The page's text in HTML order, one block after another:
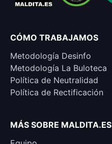
CÓMO TRABAJAMOS
Metodología Desinfo
Metodología La Buloteca
Política de Neutralidad
Política de Rectificación
MÁS SOBRE MALDITA.ES